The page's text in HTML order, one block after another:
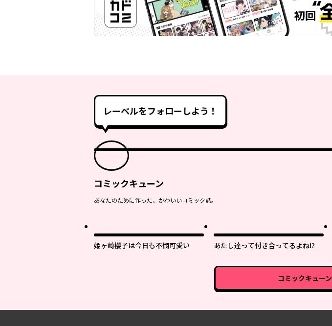
レーベルをフォローしよう！
コミックキューン
あなたのために作った、かわいいコミック誌。
姫ヶ崎櫻子は今日も不憫可愛い あたし達って付き合ってるよね!?
コミックキューン